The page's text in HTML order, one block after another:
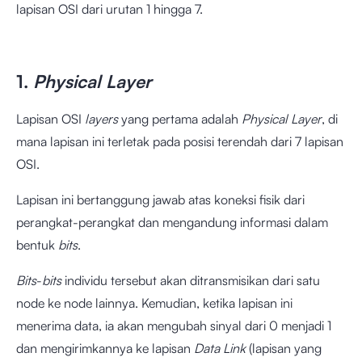
lapisan OSI dari urutan 1 hingga 7.
1. Physical Layer
Lapisan OSI layersyang pertama adalah Physical Layer, di
mana lapisan ini terletak pada posisi terendah dari 7 lapisan
OSI.
Lapisan ini bertanggung jawab atas koneksi fisik dari
perangkat-perangkat dan mengandung informasi dalam
bentuk bits.
Bits-bitsindividu tersebut akan ditransmisikan dari satu
node ke node lainnya. Kemudian, ketika lapisan ini
menerima data, ia akan mengubah sinyal dari 0 menjadi 1
dan mengirimkannya ke lapisan Data Link(lapisan yang